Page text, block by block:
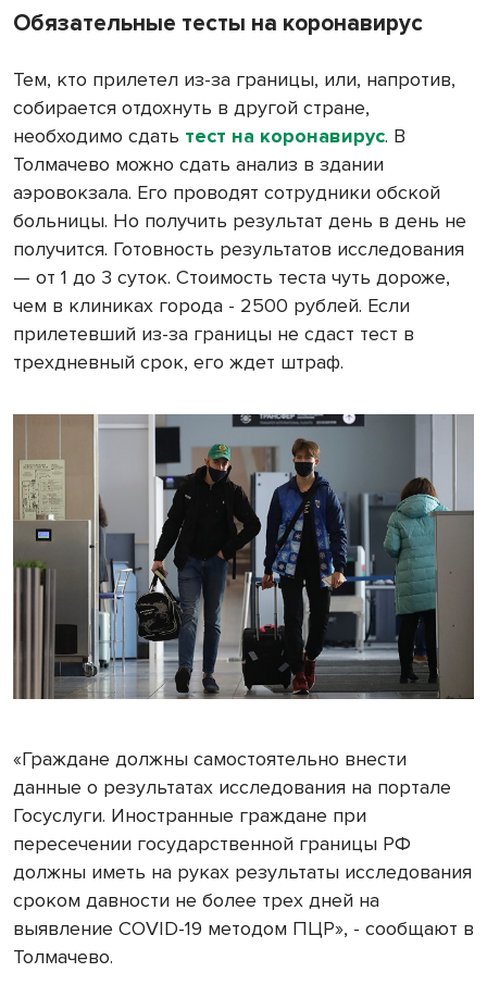
Обязательные тесты на коронавирус
Тем, кто прилетел из-за границы, или, напротив,
собирается отдохнуть в другой стране,
необходимо сдать тест на коронавирус. В
Толмачево можно сдать анализ в здании
аэровокзала. Его проводят сотрудники обской
больницы. Но получить результат день в день не
получится. Готовность результатов исследования
— от 1 до 3 суток. Стоимость теста чуть дороже,
чем в клиниках города - 2500 рублей. Если
прилетевший из-за границы не сдаст тест в
трехдневный срок, его ждет штраф.
«Граждане должны самостоятельно внести
данные о результатах исследования на портале
Госуслуги. Иностранные граждане при
пересечении государственной границы РФ
должны иметь на руках результаты исследования
сроком давности не более трех дней на
выявление COVID-19 методом ПЦР», - сообщают в
Толмачево.